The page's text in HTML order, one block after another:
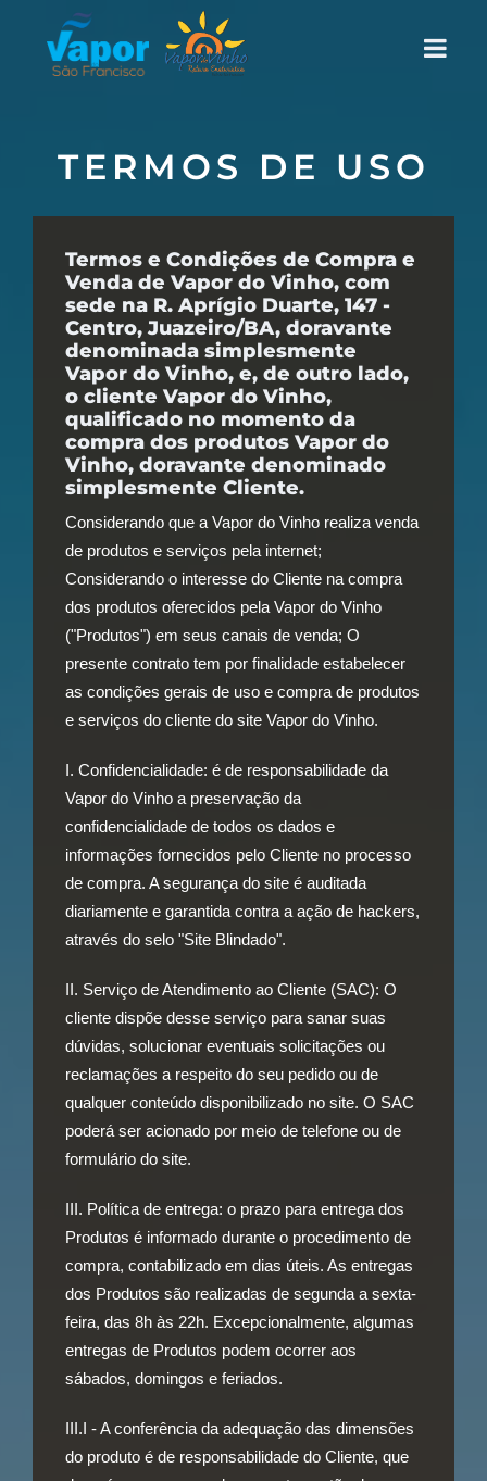
TERMOS DE USO
Termos e Condições de Compra e
Venda de Vapor do Vinho, com
sede na R. Aprígio Duarte, 147 -
Centro, Juazeiro/BA, doravante
denominada simplesmente
Vapor do Vinho, e, de outro lado,
o cliente Vapor do Vinho,
qualificado no momento da
compra dos produtos Vapor do
Vinho, doravante denominado
simplesmente Cliente.
Considerando que a Vapor do Vinho realiza venda
de produtos e serviços pela internet;
Considerando o interesse do Cliente na compra
dos produtos oferecidos pela Vapor do Vinho
("Produtos") em seus canais de venda; O
presente contrato tem por finalidade estabelecer
as condições gerais de uso e compra de produtos
e serviços do cliente do site Vapor do Vinho.
I. Confidencialidade: é de responsabilidade da
Vapor do Vinho a preservação da
confidencialidade de todos os dados e
informações fornecidos pelo Cliente no processo
de compra. A segurança do site é auditada
diariamente e garantida contra a ação de hackers,
através do selo "Site Blindado".
II. Serviço de Atendimento ao Cliente (SAC): O
cliente dispõe desse serviço para sanar suas
dúvidas, solucionar eventuais solicitações ou
reclamações a respeito do seu pedido ou de
qualquer conteúdo disponibilizado no site. O SAC
poderá ser acionado por meio de telefone ou de
formulário do site.
III. Política de entrega: o prazo para entrega dos
Produtos é informado durante o procedimento de
compra, contabilizado em dias úteis. As entregas
dos Produtos são realizadas de segunda a sexta-
feira, das 8h às 22h. Excepcionalmente, algumas
entregas de Produtos podem ocorrer aos
sábados, domingos e feriados.
III.I - A conferência da adequação das dimensões
do produto é de responsabilidade do Cliente, que